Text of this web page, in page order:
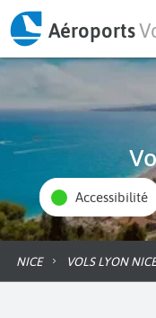
Aéroports
Accessibilité
NICE VOLS LYON NICE